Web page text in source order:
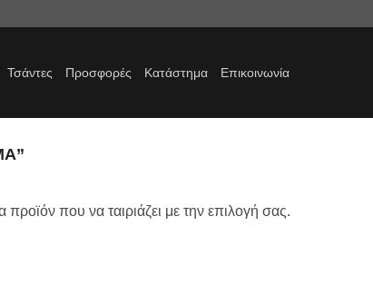
Τσάντες Προσφορές Κατάστημα Επικοινωνία
προϊόν που να ταιριάζει με την επιλογή σας.